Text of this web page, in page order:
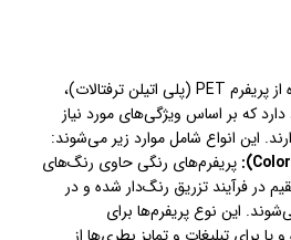
در صنعت بطری‌سازی و استفاده از پریفرم PET (پلی اتیلن ترفتالات)،
که بر اساس ویژگی‌های مورد نیاز
این انواع شامل موارد زیر می‌شوند:
پریفرم‌های رنگی حاوی رنگ‌های
در فرآیند تزریق رنگ‌دار شده و در
این نوع پریفرم‌ها برای